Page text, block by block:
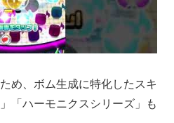
め、ボム生成に特化したスキ
「ハーモニクスシリーズ」も